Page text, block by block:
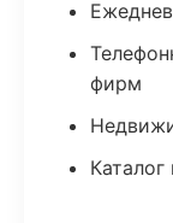
фирм